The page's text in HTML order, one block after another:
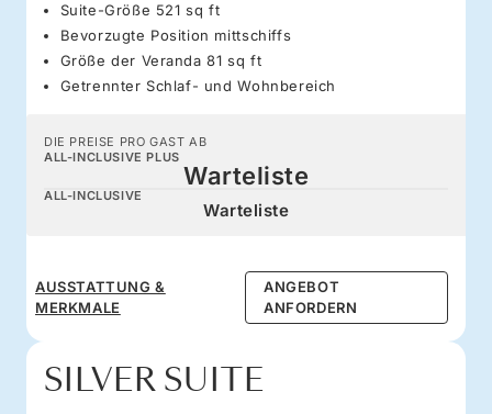
Suite-Größe 521 sq ft
Bevorzugte Position mittschiffs
Größe der Veranda 81 sq ft
Getrennter Schlaf- und Wohnbereich
DIE PREISE PRO GAST AB
ALL-INCLUSIVE PLUS
Warteliste
ALL-INCLUSIVE
Warteliste
AUSSTATTUNG &
MERKMALE
ANGEBOT
ANFORDERN
SILVER SUITE